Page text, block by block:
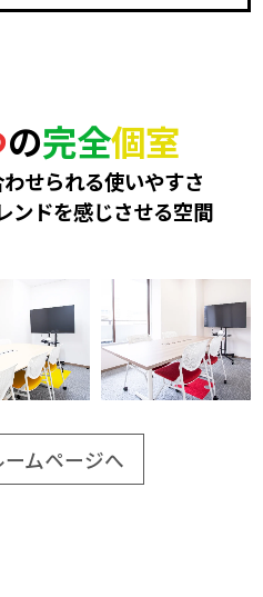
の完全個室
せられる使いやすさ
ンドを感じさせる空間
ムページへ